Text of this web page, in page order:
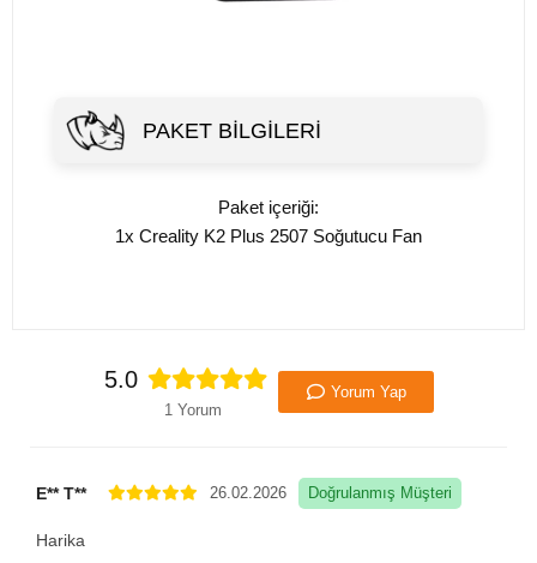
PAKET BILGILERI
Paket içeriği:
1x Creality K2 Plus 2507 Soğutucu Fan
5.0
1 Yorum
Yorum Yap
E** T** 26.02.2026 Doğrulanmış Müşteri
Harika